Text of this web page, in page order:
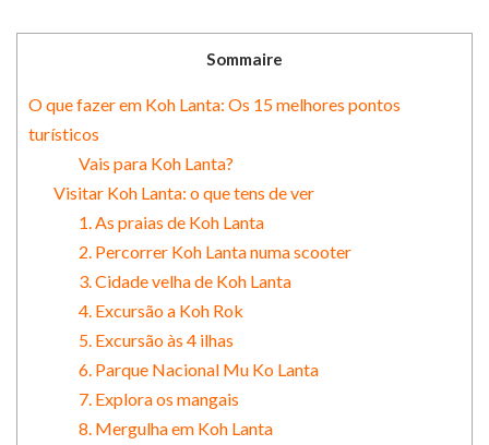
Sommaire
O que fazer em Koh Lanta: Os 15 melhores pontos
turísticos
Vais para Koh Lanta?
Visitar Koh Lanta: o que tens de ver
1. As praias de Koh Lanta
2. Percorrer Koh Lanta numa scooter
3. Cidade velha de Koh Lanta
4. Excursão a Koh Rok
5. Excursão às 4 ilhas
6. Parque Nacional Mu Ko Lanta
7. Explora os mangais
8. Mergulha em Koh Lanta